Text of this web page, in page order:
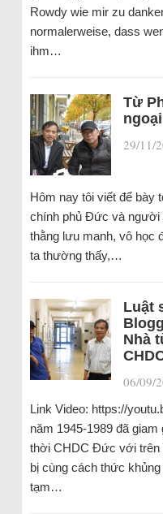
Rowdy wie mir zu
normalerweise, dass
ihm…
Từ
29/11/
Hôm nay tôi viết để bày
chính phủ Đức và người
thằng lưu manh, vô
ta thường thấy,…
Luật
Nhà
06/09/
Link Video: https://
năm 1945-1989 đã
thời CHDC Đức với trên
bị cùng cách thức
tạm…